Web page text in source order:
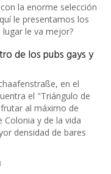
la enorme selección
le presentamos los
le va mejor?
de los pubs gays y
en el
el "Triángulo de
al máximo de
y de la vida
densidad de bares